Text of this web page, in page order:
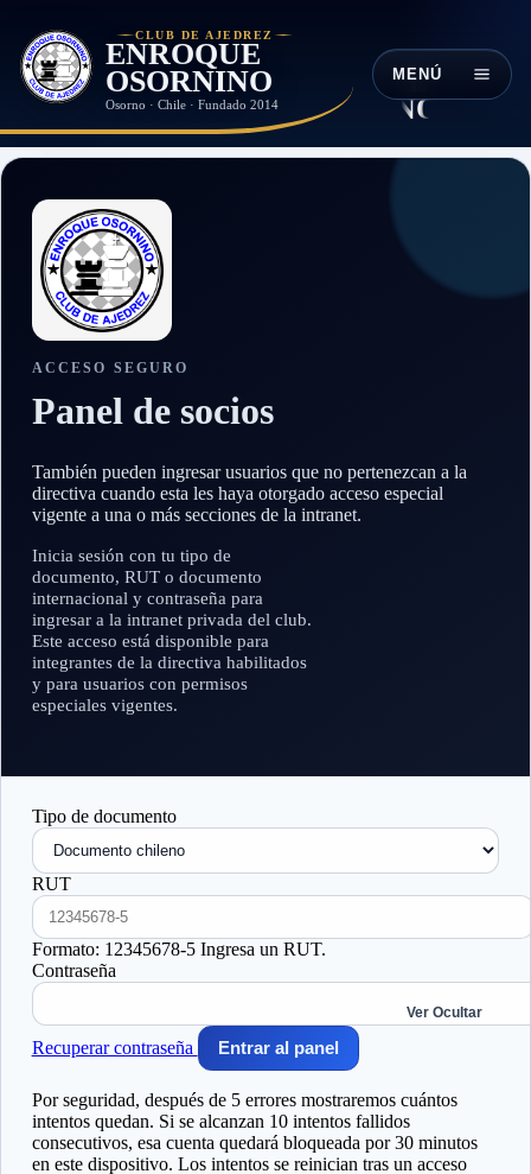
CLUB DE AJEDREZ
ENROQUE
OSORNINO
Osorno · Chile · Fundado 2014
MENÚ
ACCESO SEGURO
Panel de socios
También pueden ingresar usuarios que no pertenezcan a la
directiva cuando esta les haya otorgado acceso especial
vigente a una o más secciones de la intranet.
Inicia sesión con tu tipo de
documento, RUT o documento
internacional y contraseña para
ingresar a la intranet privada del club.
Este acceso está disponible para
integrantes de la directiva habilitados
y para usuarios con permisos
especiales vigentes.
Tipo de documento
RUT
Formato: 12345678-5 Ingresa un RUT.
Contraseña
Ver Ocultar
Recuperar contraseña Entrar al panel
Por seguridad, después de 5 errores mostraremos cuántos
intentos quedan. Si se alcanzan 10 intentos fallidos
consecutivos, esa cuenta quedará bloqueada por 30 minutos
en este dispositivo. Los intentos se reinician tras un acceso